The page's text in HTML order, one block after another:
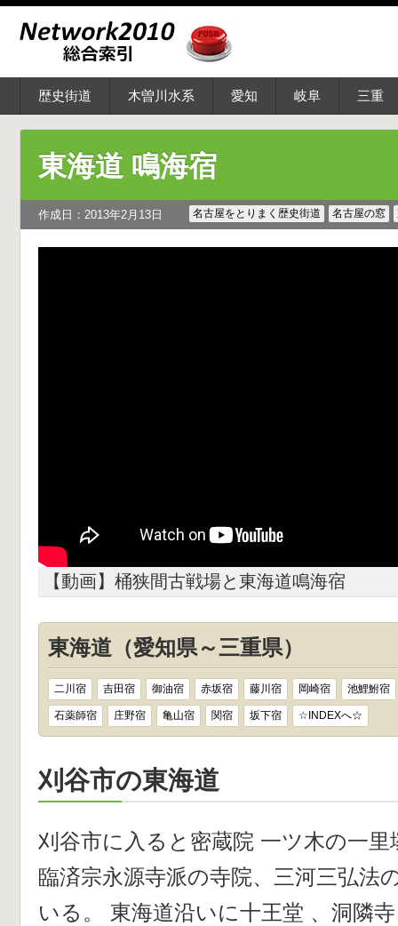
歴史街道 木曽川水系 愛知 岐阜 三重
東海道 鳴海宿
作成日：2013年2月13日 名古屋をとりまく歴史街道 名古屋の窓
【動画】桶狭間古戦場と東海道鳴海宿
東海道（愛知県～三重県）
二川宿 吉田宿 御油宿 赤坂宿 藤川宿 岡崎宿 池鯉鮒宿
石薬師宿 庄野宿 亀山宿 関宿 坂下宿 ☆INDEXへ☆
刈谷市の東海道
刈谷市に入ると密蔵院 一ツ木の一
臨済宗永源寺派の寺院、三河三弘法
いる。 東海道沿いに十王堂 、洞隣